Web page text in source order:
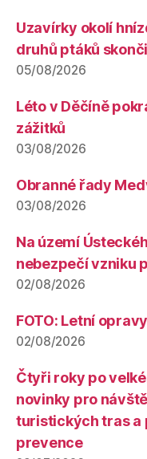
Uzavírky okolí
druhů ptáků
05/08/2026
Léto v Děčíně
zážitků
03/08/2026
Obranné řady
03/08/2026
Na území
nebezpečí vzniku
02/08/2026
FOTO: Letní
02/08/2026
Čtyři roky po
novinky pro
turistických tras a
prevence